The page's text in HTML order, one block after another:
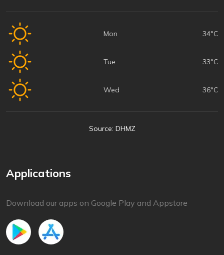
Mon 34°C
Tue 33°C
Wed 36°C
Source: DHMZ
Applications
Download our apps on Google Play and Appstore